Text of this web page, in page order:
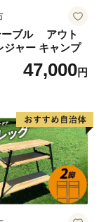
ーブル アウト
ジャー キャンプ
47,000円